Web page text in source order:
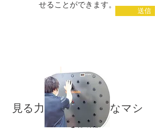
せることができます。
​見る力を鍛える特殊なマシ
ンも設備
送信